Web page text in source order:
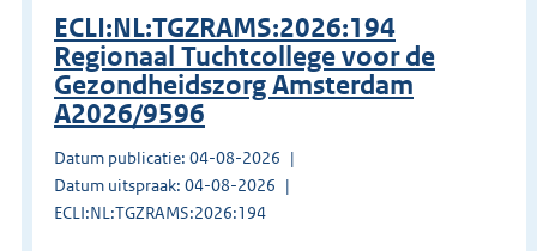
ECLI:NL:TGZRAMS:2026:194
Regionaal Tuchtcollege voor de
Gezondheidszorg Amsterdam
A2026/9596
Datum publicatie: 04-08-2026
Datum uitspraak: 04-08-2026
ECLI:NL:TGZRAMS:2026:194